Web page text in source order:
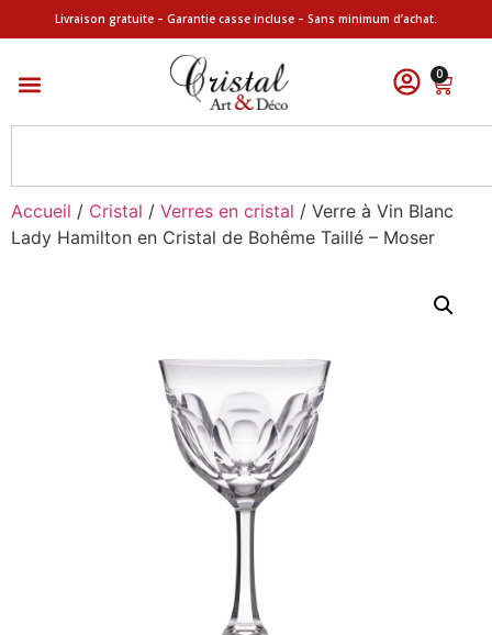
Livraison gratuite – Garantie casse incluse – Sans minimum d’achat.
0
Accueil / Cristal / Verres en cristal / Verre à Vin Blanc
Lady Hamilton en Cristal de Bohême Taillé – Moser